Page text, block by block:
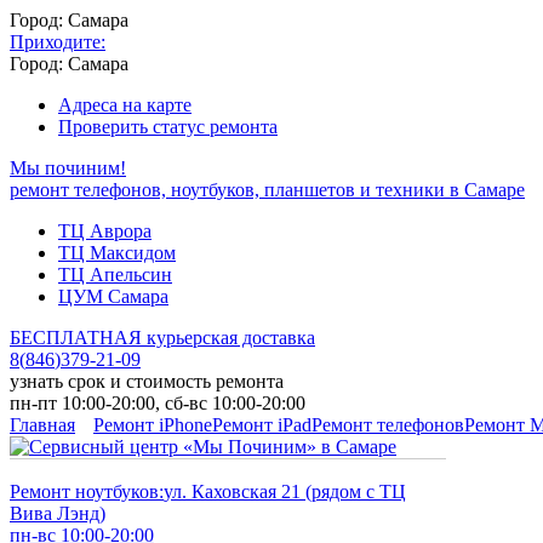
Город: Самара
Приходите:
Город: Самара
Адреса на карте
Проверить статус ремонта
Мы починим!
ремонт телефонов, ноутбуков, планшетов и техники в Самаре
ТЦ Аврора
ТЦ Максидом
ТЦ Апельсин
ЦУМ Самара
БЕСПЛАТНАЯ курьерская доставка
8(846)379-21-09
узнать срок и стоимость ремонта
пн-пт 10:00-20:00, сб-вс 10:00-20:00
Главная
Ремонт iPhoneРемонт iPadРемонт телефоновРемонт
Ремонт ноутбуков:ул. Каховская 21 (рядом с ТЦ
Вива Лэнд)
пн-вс 10:00-20:00